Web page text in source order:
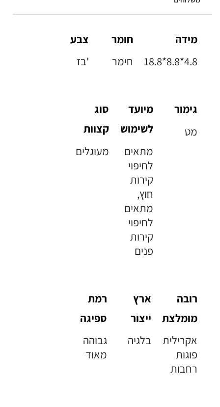
מידה
18.8*8.8*4.8
חומר
חימר
צבע
בז'
גימור
מט
מיועד
לשימוש
מתאים
לחיפוי
קירות
חוץ,
מתאים
לחיפוי
קירות
פנים
סוג
קצוות
מעוגלים
רובה
מומלצת
אקרילית
פוגות
רחבות
ארץ
ייצור
בלגיה
רמת
ספיגה
גבוהה
מאוד